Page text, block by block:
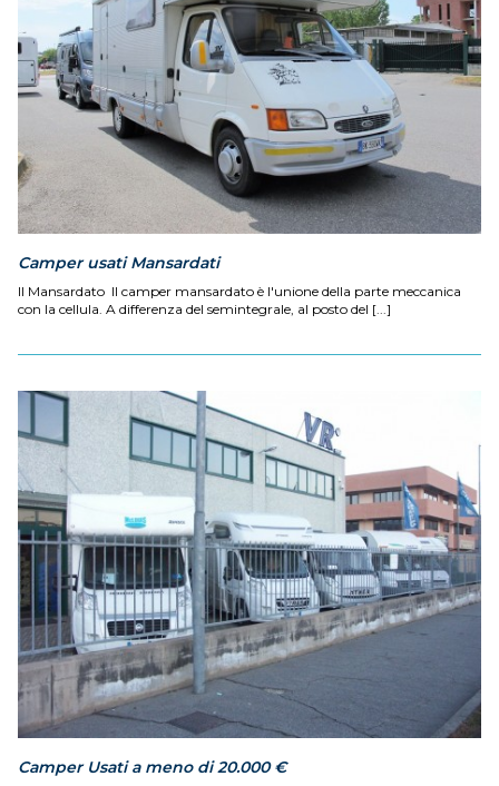
Camper usati Mansardati
Il Mansardato Il camper mansardato è l'unione della parte meccanica
con la cellula. A differenza del semintegrale, al posto del [...]
Camper Usati a meno di 20.000 €